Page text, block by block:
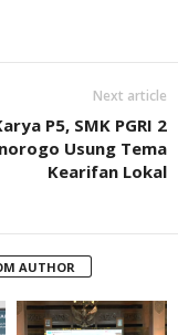
Next article
P5, SMK PGRI 2
Usung Tema
Kearifan Lokal
AUTHOR